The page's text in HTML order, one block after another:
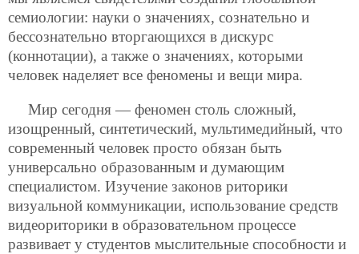
семиологии: науки о значениях, сознательно и
бессознательно вторгающихся в дискурс
(коннотации), а также о значениях, которыми
человек наделяет все феномены и вещи мира.
Мир сегодня — феномен столь сложный,
изощренный, синтетический, мультимедийный, что
современный человек просто обязан быть
универсально образованным и думающим
специалистом. Изучение законов риторики
визуальной коммуникации, использование средств
видеориторики в образовательном процессе
развивает у студентов мыслительные способности и